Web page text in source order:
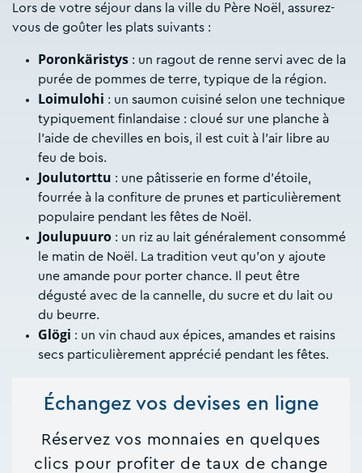
Lors de votre séjour dans la ville du Père Noël, assurez-
vous de goûter les plats suivants :
Poronkäristys : un ragout de renne servi avec de la
purée de pommes de terre, typique de la région.
Loimulohi : un saumon cuisiné selon une technique
typiquement finlandaise : cloué sur une planche à
l’aide de chevilles en bois, il est cuit à l’air libre au
feu de bois.
Joulutorttu : une pâtisserie en forme d’étoile,
fourrée à la confiture de prunes et particulièrement
populaire pendant les fêtes de Noël.
Joulupuuro : un riz au lait généralement consommé
le matin de Noël. La tradition veut qu’on y ajoute
une amande pour porter chance. Il peut être
dégusté avec de la cannelle, du sucre et du lait ou
du beurre.
Glögi : un vin chaud aux épices, amandes et raisins
secs particulièrement apprécié pendant les fêtes.
Échangez vos devises en ligne
Réservez vos monnaies en quelques
clics pour profiter de taux de change